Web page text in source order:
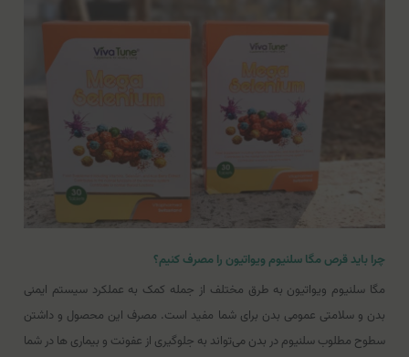
چرا باید قرص مگا سلنیوم ویواتیون را مصرف کنیم؟
مگا سلنیوم ویواتیون به طرق مختلف از جمله کمک به عملکرد سیستم ایمنی
بدن و سلامتی عمومی بدن برای شما مفید است. مصرف این محصول و داشتن
سطوح مطلوب سلنیوم در بدن می‌تواند به جلوگیری از عفونت و بیماری ها در شما